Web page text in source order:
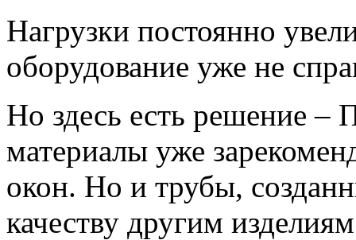
Нагрузки постоянно
оборудование уже не
Но здесь есть решение –
материалы уже
окон. Но и трубы,
качеству другим